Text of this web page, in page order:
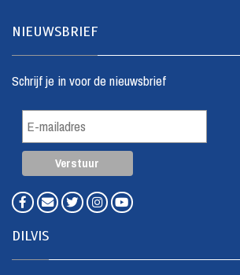
NIEUWSBRIEF
Schrijf je in voor de nieuwsbrief
DILVIS